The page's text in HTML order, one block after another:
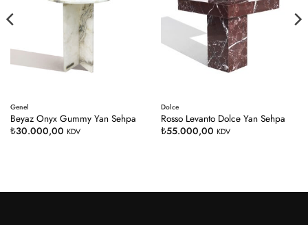
Genel
Beyaz Onyx Gummy Yan Sehpa
₺30.000,00 KDV
Dolce
Rosso Levanto Dolce Yan Sehpa
₺55.000,00 KDV